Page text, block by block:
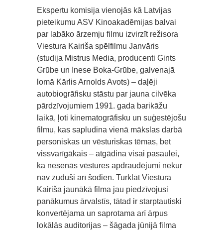
Ekspertu komisija vienojās kā Latvijas
pieteikumu ASV Kinoakadēmijas balvai
par labāko ārzemju filmu izvirzīt režisora
Viestura Kairiša spēlfilmu Janvāris
(studija Mistrus Media, producenti Gints
Grūbe un Inese Boka-Grūbe, galvenajā
lomā Kārlis Arnolds Avots) – daļēji
autobiogrāfisku stāstu par jauna cilvēka
pārdzīvojumiem 1991. gada barikāžu
laikā, ļoti kinematogrāfisku un suģestējošu
filmu, kas sapludina vienā mākslas darbā
personiskas un vēsturiskas tēmas, bet
vissvarīgākais – atgādina visai pasaulei,
ka nesenās vēstures apdraudējumi nekur
nav zuduši arī šodien. Turklāt Viestura
Kairiša jaunākā filma jau piedzīvojusi
panākumus ārvalstīs, tātad ir starptautiski
konvertējama un saprotama arī ārpus
lokālās auditorijas – šāgada jūnijā filma